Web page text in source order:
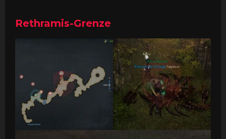
Rethramis-Grenze